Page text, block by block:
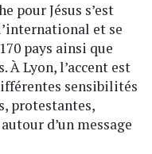
pour Jésus s’est
et se
pays ainsi que
À Lyon, l’accent est
sensibilités
protestantes,
d’un message